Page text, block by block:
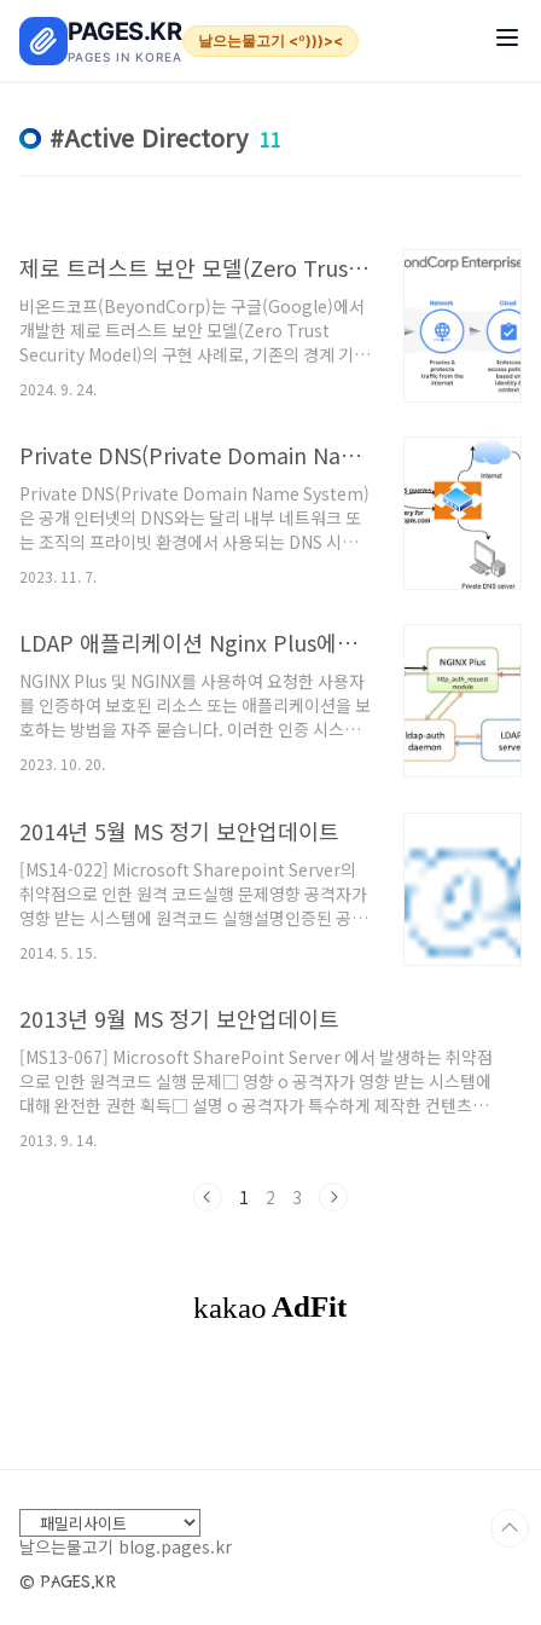
PAGES.KR
PAGES IN KOREA
날으는물고기 <º)))><
Active Directory 11
제로 트러스트 보안 모델(Zero Trust Security Model) 구현 사례
비온드코프(BeyondCorp)는 구글(Google)에서
개발한 제로 트러스트 보안 모델(Zero Trust
Security Model)의 구현 사례로, 기존의 경계 기반
보안 모델(perimeter-based security)을 대체하
기 위한 접근법입니다. 전통적인 네트워크 보안 모
신뢰할 수 있다는 가정을 합니다. 하지만 비온드코
을 불신하고, 모든 요청에 대해 인증과 권한 확인을
수행하는 제로 트러스트 원칙을 따릅니다.주요 개념
과 특징신뢰할 수 있는 네트워크는 없다비온드코프
모델에서는 내부 네트워크와 외부 네트워크 간의 경
2024. 9. 24.
Private DNS(Private Domain Name System) 구성
Private DNS(Private Domain Name System)
은 공개 인터넷의 DNS와는 달리 내부 네트워크 또
는 조직의 프라이빗 환경에서 사용되는 DNS 시스템
입니다. Private DNS는 주로 조직의 내부 네트워크
에서 사용되며, 이를 통해 해당 조직은 자체 도메인
에서 Private DNS의 목적과 필요성에 대해 설명하
겠습니다. 내부 네트워크에서 도메인 이름 해결
Private DNS의 주요 목적은 내부 네트워크에서 도
메인 이름을 IP 주소로 해석하는 데 사용됩니다. 이
것은 내부 서버, 장치 또는 리소스에 쉽게 액세스하
기 위해 필요합니다. 예를 들어, 내부 웹 서버, 데이
2023. 11. 7.
LDAP 애플리케이션 Nginx Plus에서 사용자 인증하기
NGINX Plus 및 NGINX를 사용하여 요청한 사용자
를 인증하여 보호된 리소스 또는 애플리케이션을 보
호하는 방법을 자주 묻습니다. 이러한 인증 시스템
의 참조 구현을 GitHub의 NGINX 리포지토리에서
사용할 수 있습니다. LDAP의 구현 작동 방식, 설치
에 대해 설명합니다. 참고: 이 참조 구현은 프로덕션
용도가 아니라 자체 구현을 위한 모델로만 사용됩니
다. 읽기 쉽도록 이 포스트에서는 NGINX Plus를 사
용하지만 해당 구현은 NGINX Open Source에서
도 작동합니다. 목차 참조 구현에서 LDAP 인증이
작동하는 방식 LDAP 구성 요소 설치 참조 구현 구
2023. 10. 20.
2014년 5월 MS 정기 보안업데이트
[MS14-022] Microsoft Sharepoint Server의
취약점으로 인한 원격 코드실행 문제영향 공격자가
영향 받는 시스템에 원격코드 실행설명인증된 공격
이지를 보내는 경우 원격 코드실행이 허용될 수 있
콘텐츠 취약점 – (CVE-2014-0251)Sharepoint
XSS 취약점 – (CVE-2014-1754)웹 응용 프로그램
페이지 콘텐츠 취약점 – (CVE-2014-1813)영향 :
원격 코드실행중요도 : 긴급해당시스템참조사이트
참고한글 : http://technet.microsoft.com/ko-
kr/security/bulletin/MS14-022영문 :
2014. 5. 15.
2013년 9월 MS 정기 보안업데이트
[MS13-067] Microsoft SharePoint Server 에서 발생하는 취약점
으로 인한 원격코드 실행 문제□ 영향 o 공격자가 영향 받는 시스템에
대해 완전한 권한 획득□ 설명 o 공격자가 특수하게 제작한 컨텐츠를
약점이 존재 o 관련취약점 : - SharePoint Denial of Service
Corruption Vulnerability - CVE-2013-1315 - MAC Disabled
2013. 9. 14.
1 2 3
날으는물고기 blog.pages.kr
© PAGES.KR